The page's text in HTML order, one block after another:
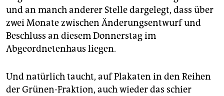
und an manch anderer Stelle dargelegt, dass über
zwei Monate zwischen Änderungsentwurf und
Beschluss an diesem Donnerstag im
Abgeordnetenhaus liegen.
Und natürlich taucht, auf Plakaten in den Reihen
der Grünen-Fraktion, auch wieder das schier